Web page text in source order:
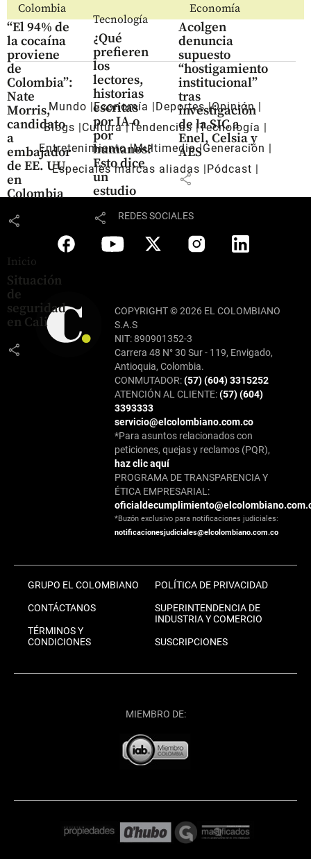
Colombia
“El 94% de
la cocaína
proviene
de
Colombia”:
Nate
Morris,
candidato
a
embajador
de EE. UU.
en
Colombia
share
Tecnología
¿Qué
prefieren
los
lectores,
historias
escritas
por IA o
por
humanos?
Esto dice
un
estudio
share
Economía
Acolgen
denuncia
supuesto
“hostigamiento
institucional”
tras
investigación
de la SIC a
Enel, Celsia y
AES
share
Inicio
Situación
de
seguridad
en Cali
share
Mundo Economía Deportes Opinión
Blogs
Cultura Tendencias Tecnología
Entretenimiento Multimedia
Generación
Especiales marcas aliadas
Pódcast
REDES SOCIALES
COPYRIGHT © 2026 EL COLOMBIANO
S.A.S
NIT: 890901352-3
Carrera 48 N° 30 Sur - 119, Envigado,
Antioquia, Colombia.
CONMUTADOR:(57) (604) 3315252
ATENCIÓN AL CLIENTE:(57) (604)
3393333
servicio@elcolombiano.com.co
*Para asuntos relacionados con
peticiones, quejas y reclamos (PQR),
haz clic aquí
PROGRAMA DE TRANSPARENCIA Y
ÉTICA EMPRESARIAL:
*Buzón exclusivo para notificaciones judiciales:
notificacionesjudiciales@elcolombiano.com.co
GRUPO EL COLOMBIANO
CONTÁCTANOS
TÉRMINOS Y
CONDICIONES
POLÍTICA DE PRIVACIDAD
SUPERINTENDENCIA DE
INDUSTRIA Y COMERCIO
SUSCRIPCIONES
MIEMBRO DE: